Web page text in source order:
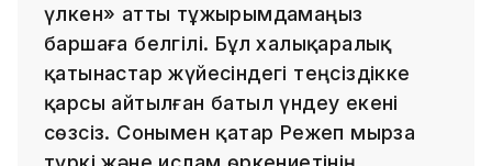
үлкен» атты тұжырымдамаңыз
баршаға белгілі. Бұл халықаралық
қатынастар жүйесіндегі теңсіздікке
қарсы айтылған батыл үндеу екені
сөзсіз. Сонымен қатар Режеп мырза